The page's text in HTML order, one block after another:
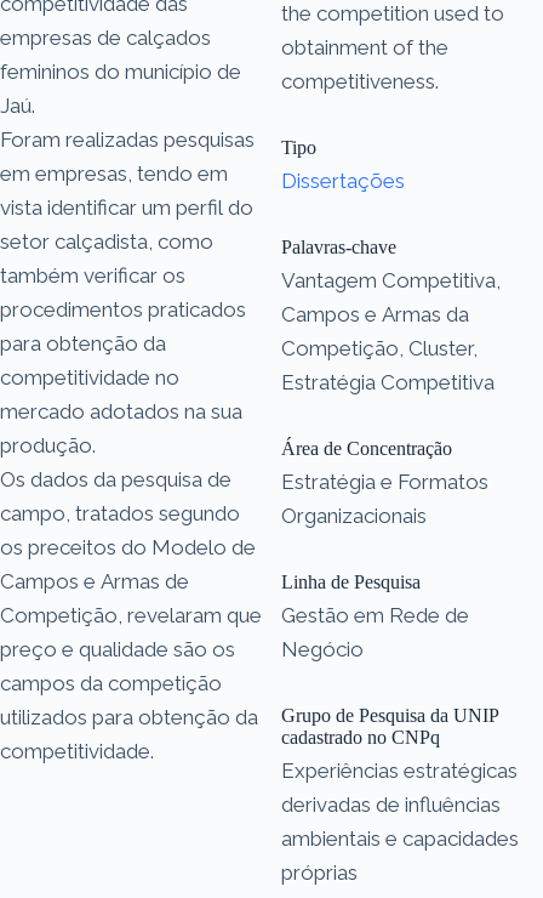
empresas de calçados
femininos do município de
Jaú.
Foram realizadas pesquisas
em empresas, tendo em
vista identificar um perfil do
setor calçadista, como
também verificar os
procedimentos praticados
para obtenção da
competitividade no
mercado adotados na sua
produção.
Os dados da pesquisa de
campo, tratados segundo
os preceitos do Modelo de
Campos e Armas de
Competição, revelaram que
preço e qualidade são os
campos da competição
utilizados para obtenção da
competitividade.
the competition used to
obtainment of the
competitiveness.
Tipo
Dissertações
Palavras-chave
Vantagem Competitiva,
Campos e Armas da
Competição, Cluster,
Estratégia Competitiva
Área de Concentração
Estratégia e Formatos
Organizacionais
Linha de Pesquisa
Gestão em Rede de
Negócio
Grupo de Pesquisa da UNIP
cadastrado no CNPq
Experiências estratégicas
derivadas de influências
ambientais e capacidades
próprias